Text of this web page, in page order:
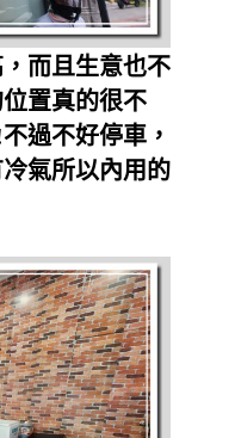
而且生意也不
置真的很不
過不好停車，
氣所以內用的